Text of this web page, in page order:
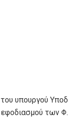
υπουργού
των